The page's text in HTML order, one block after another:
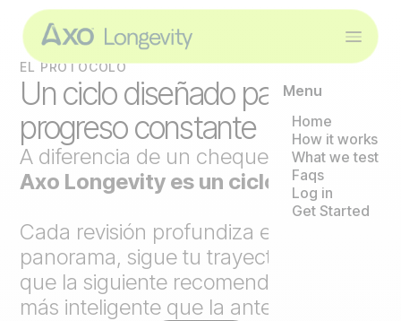
Menu
Home
How it works
What we test
Faqs
Log in
Get Started
EL PROTOCOLO
Un ciclo diseñado para un
progreso constante
A diferencia de un chequeo puntual,
Axo Longevity es un ciclo continuo
Cada revisión profundiza el
panorama, sigue tu trayectoria y hace
que la siguiente recomendación sea
más inteligente que la anterior.